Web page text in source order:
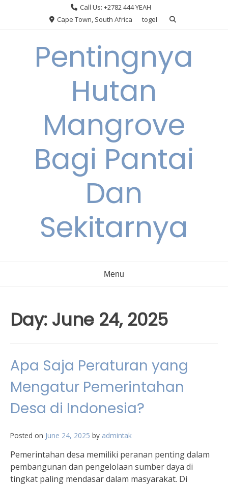
Call Us: +2782 444 YEAH
Cape Town, South Africa
togel
Pentingnya
Hutan
Mangrove
Bagi Pantai
Dan
Sekitarnya
Menu
Day: June 24, 2025
Apa Saja Peraturan yang
Mengatur Pemerintahan
Desa di Indonesia?
Posted on June 24, 2025 by admintak
Pemerintahan desa memiliki peranan penting dalam
pembangunan dan pengelolaan sumber daya di
tingkat paling mendasar dalam masyarakat. Di